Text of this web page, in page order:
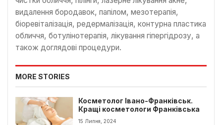
видалення бородавок, папілом, мезотерапія,
біоревіталізація, редермалізація, контурна пластика
обличчя, ботулінотерапія, лікування гіпергідрозу, а
також доглядові процедури.
MORE STORIES
Косметолог Івано-Франківськ.
Кращі косметологи Франківська
15 Липня, 2024